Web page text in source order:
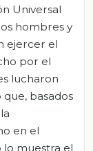
Universal
hombres y
ejercer el
por el
lucharon
basados
en el
lo muestra el